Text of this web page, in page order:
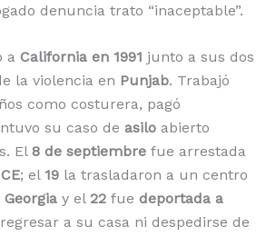
denuncia trato “inaceptable”.
a California en 1991 junto a sus dos
la violencia en Punjab. Trabajó
como costurera, pagó
su caso de asilo abierto
El 8 de septiembre fue arrestada
; el 19 la trasladaron a un centro
Georgia y el 22 fue deportada a
a su casa ni despedirse de